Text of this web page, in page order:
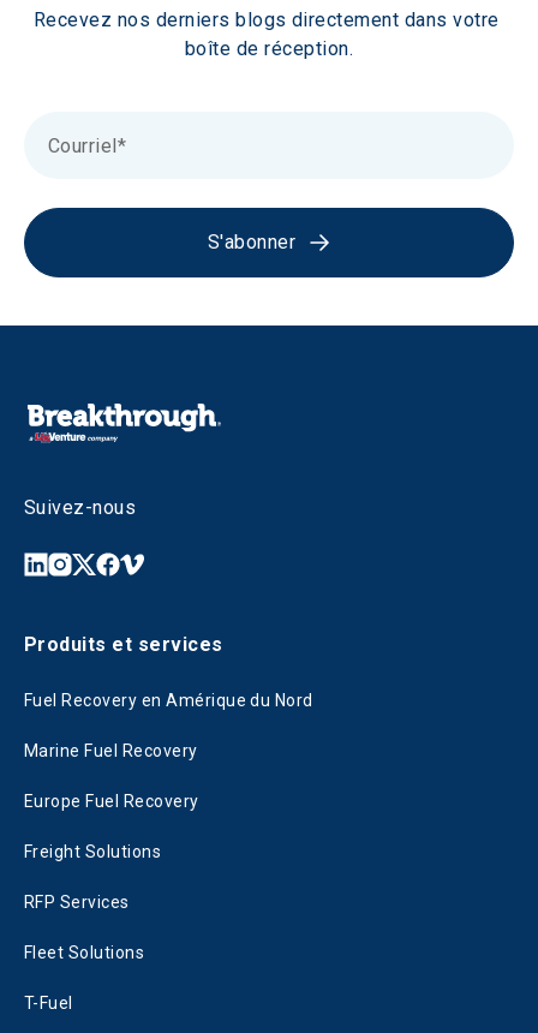
Recevez nos derniers blogs directement dans votre
boîte de réception.
S'abonner
Suivez-nous
Produits et services
Fuel Recovery en Amérique du Nord
Marine Fuel Recovery
Europe Fuel Recovery
Freight Solutions
RFP Services
Fleet Solutions
T-Fuel